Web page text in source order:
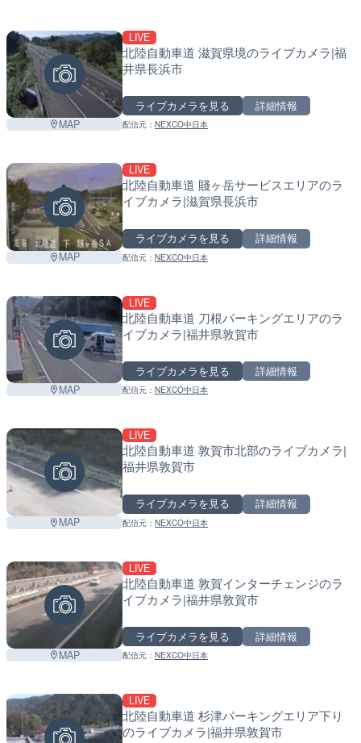
MAP
LIVE
北陸自動車道 滋賀県境のライブカメラ|福
井県長浜市
ライブカメラを見る 詳細情報
配信元： NEXCO中日本
MAP
LIVE
北陸自動車道 賤ヶ岳サービスエリアのラ
イブカメラ|滋賀県長浜市
ライブカメラを見る 詳細情報
配信元： NEXCO中日本
MAP
LIVE
北陸自動車道 刀根パーキングエリアのラ
イブカメラ|福井県敦賀市
ライブカメラを見る 詳細情報
配信元： NEXCO中日本
MAP
LIVE
北陸自動車道 敦賀市北部のライブカメラ|
福井県敦賀市
ライブカメラを見る 詳細情報
配信元： NEXCO中日本
MAP
LIVE
北陸自動車道 敦賀インターチェンジのラ
イブカメラ|福井県敦賀市
ライブカメラを見る 詳細情報
配信元： NEXCO中日本
LIVE
北陸自動車道 杉津パーキングエリア下り
のライブカメラ|福井県敦賀市